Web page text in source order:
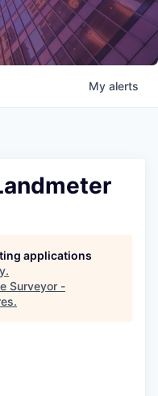
My alerts
applications
.
Surveyor -
.